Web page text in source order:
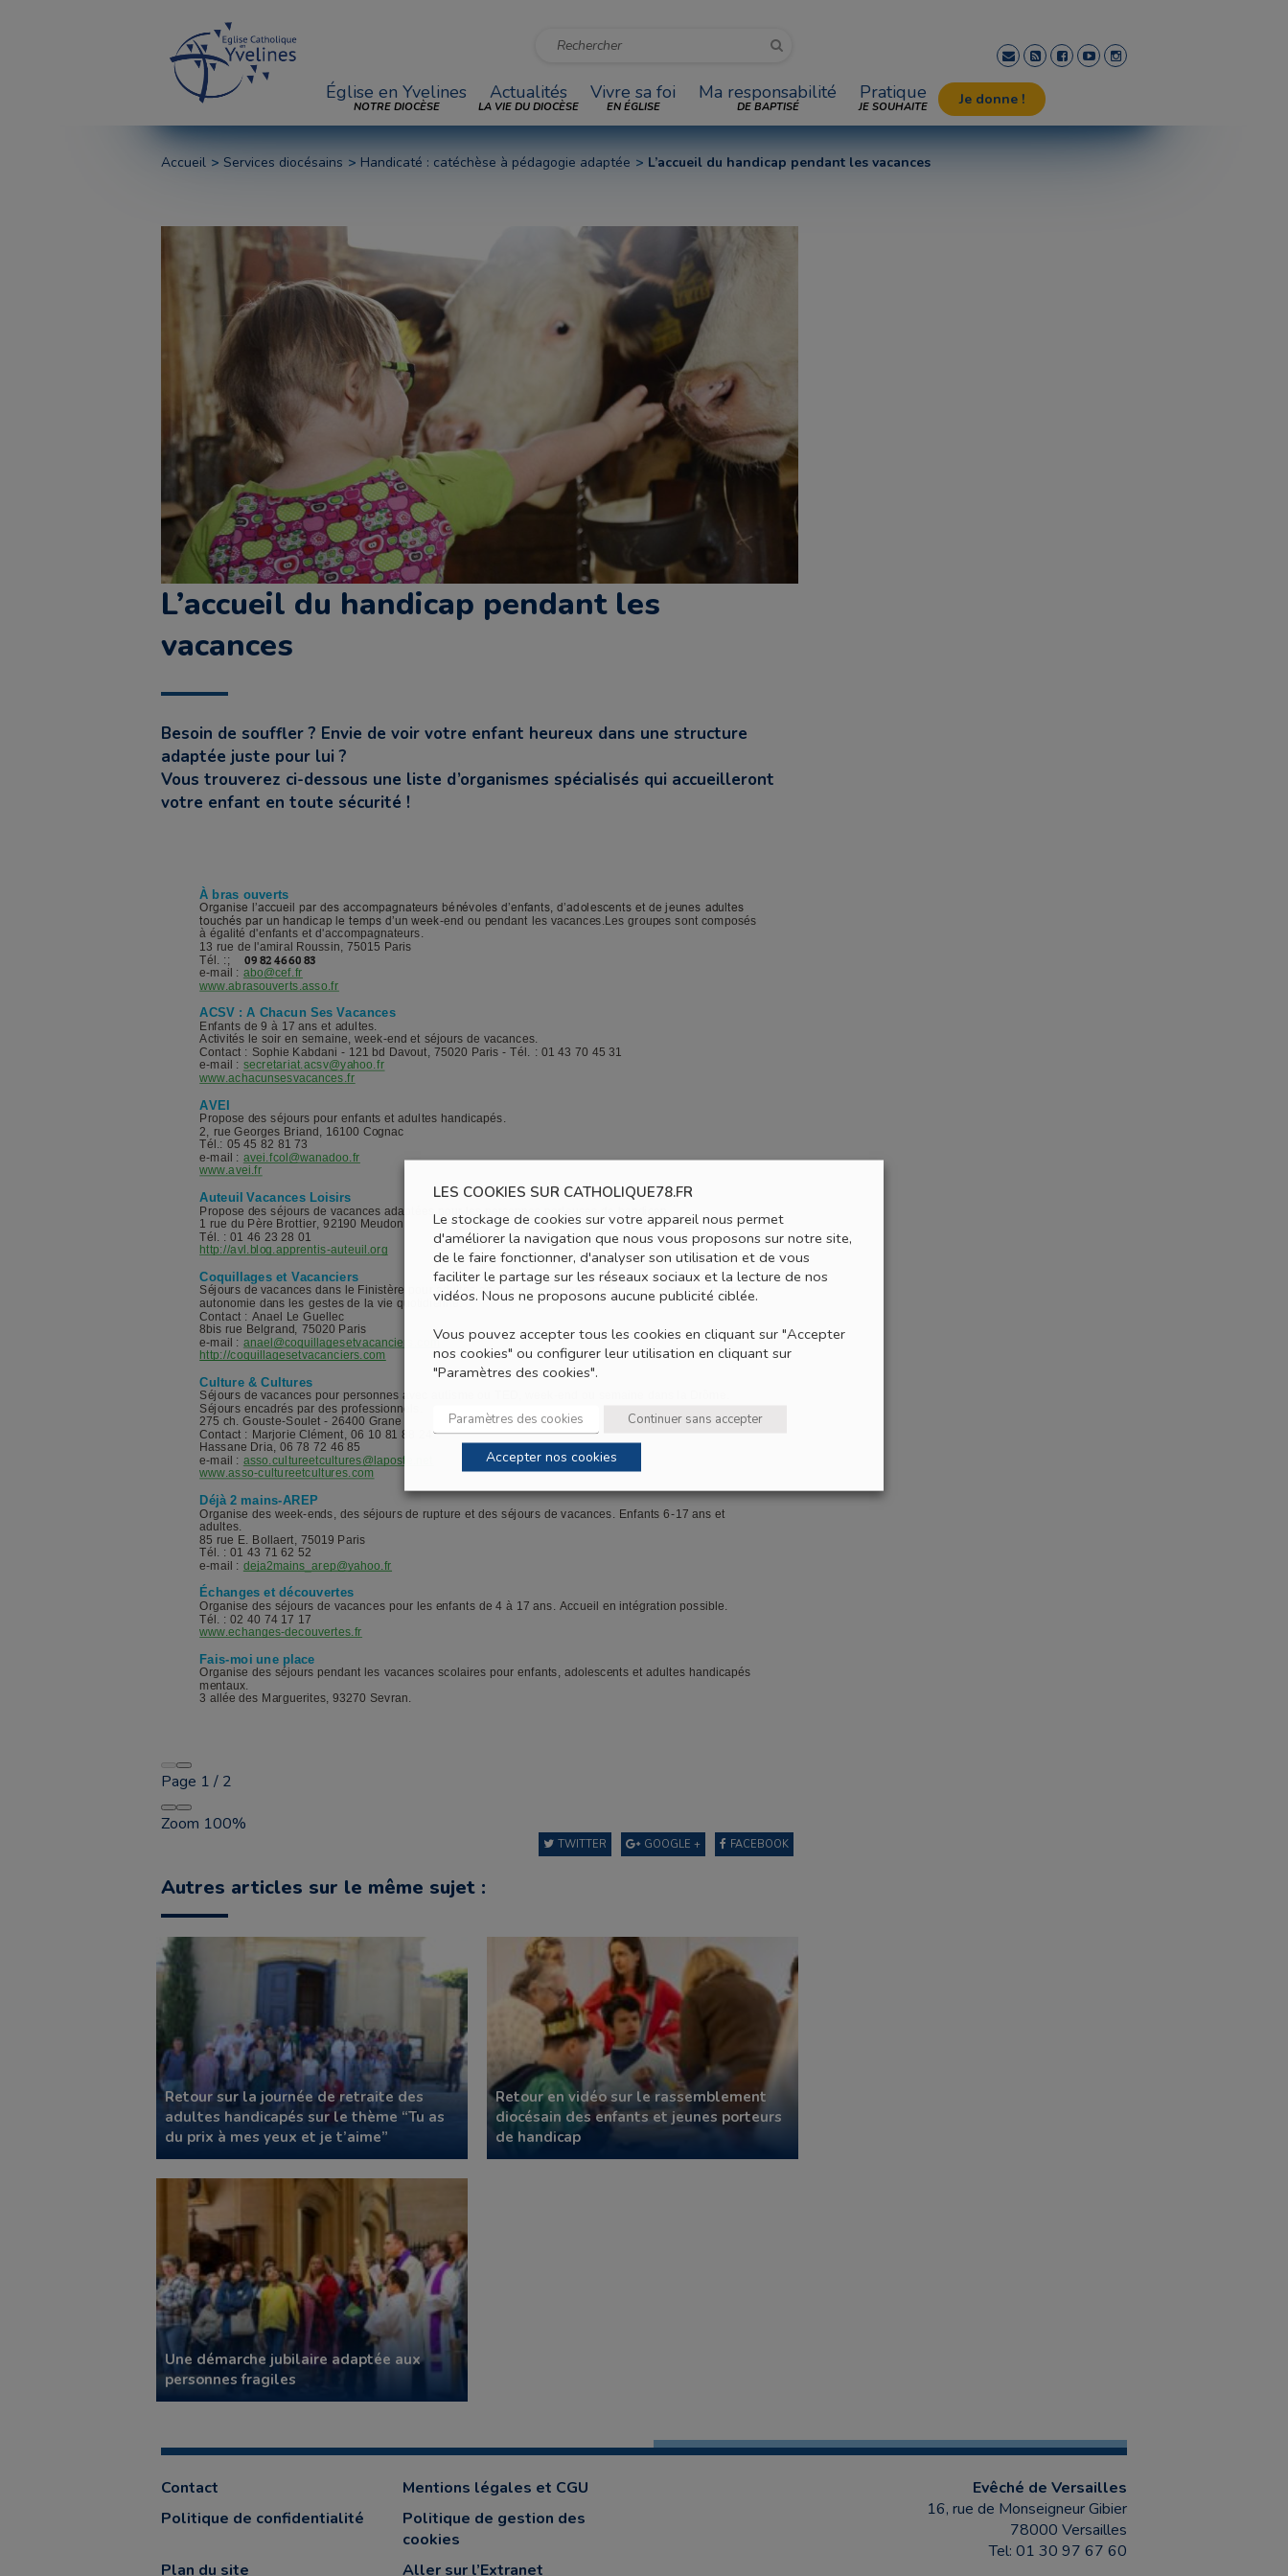
Église en Yvelines
NOTRE DIOCÈSE
Actualités
LA VIE DU DIOCÈSE
Vivre sa foi
EN ÉGLISE
Ma responsabilité
DE BAPTISÉ
Pratique
JE SOUHAITE Je donne !
Accueil Services diocésains Handicaté : catéchèse à pédagogie adaptée L’accueil du handicap pendant les vacances
L’accueil du handicap pendant les
vacances
Besoin de souffler ? Envie de voir votre enfant heureux dans une structure
adaptée juste pour lui ?
Vous trouverez ci-dessous une liste d’organismes spécialisés qui accueilleront
votre enfant en toute sécurité !
Page 1 / 2
Zoom 100%
FACEBOOK
GOOGLE +
TWITTER
Autres articles sur le même sujet :
Retour sur la journée de retraite des
adultes handicapés sur le thème “Tu as
du prix à mes yeux et je t’aime”
Retour en vidéo sur le rassemblement
diocésain des enfants et jeunes porteurs
de handicap
Une démarche jubilaire adaptée aux
personnes fragiles
Contact
Mentions légales et CGU
Politique de confidentialité
Politique de gestion des
cookies
Plan du site
Aller sur l’Extranet
Evêché de Versailles
16, rue de Monseigneur Gibier
78000 Versailles
Tel: 01 30 97 67 60
LES COOKIES SUR CATHOLIQUE78.FR
Le stockage de cookies sur votre appareil nous permet
d'améliorer la navigation que nous vous proposons sur notre site,
de le faire fonctionner, d'analyser son utilisation et de vous
faciliter le partage sur les réseaux sociaux et la lecture de nos
vidéos. Nous ne proposons aucune publicité ciblée.
Vous pouvez accepter tous les cookies en cliquant sur "Accepter
nos cookies" ou configurer leur utilisation en cliquant sur
"Paramètres des cookies".
Paramètres des cookies Continuer sans accepter
Accepter nos cookies